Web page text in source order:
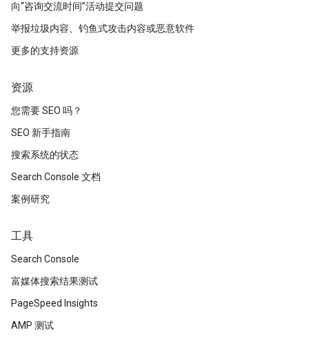
向“咨询交流时间”活动提交问题
举报垃圾内容、钓鱼式攻击内容或恶意软件
更多的支持资源
资源
您需要 SEO 吗？
SEO 新手指南
搜索系统的状态
Search Console 文档
案例研究
工具
Search Console
富媒体搜索结果测试
PageSpeed Insights
AMP 测试